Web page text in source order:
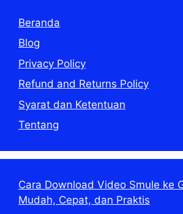
Beranda
Blog
Privacy Policy
Refund and Returns Policy
Syarat dan Ketentuan
Tentang
Cara Download Video Smule ke
Mudah, Cepat, dan Praktis